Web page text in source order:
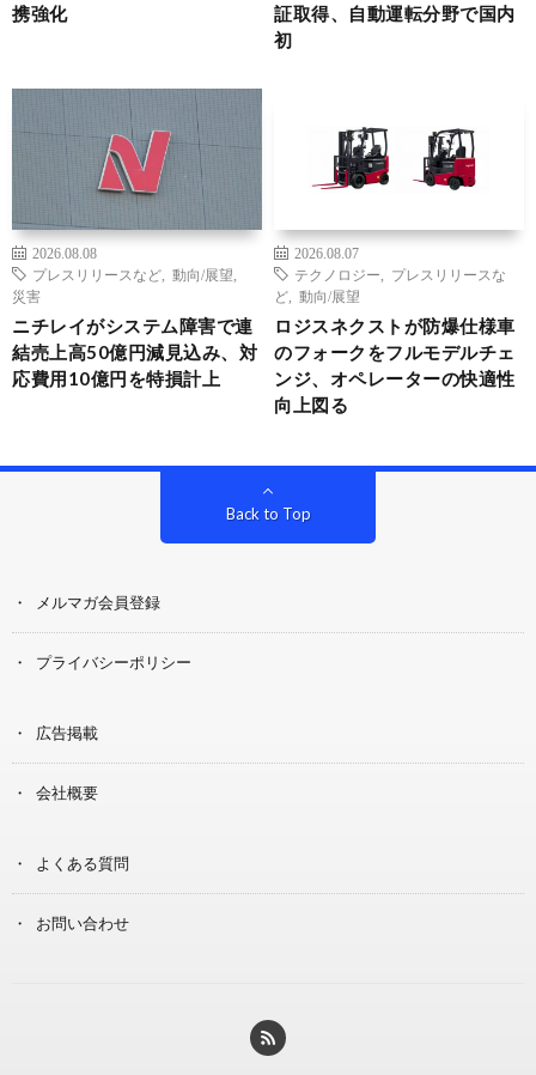
携強化
証取得、自動運転分野で国内
初
2026.08.08
プレスリリースなど
動向/展望
災害
ニチレイがシステム障害で連
結売上高50億円減見込み、対
応費用10億円を特損計上
2026.08.07
テクノロジー
プレスリリースな
ど
動向/展望
ロジスネクストが防爆仕様車
のフォークをフルモデルチェ
ンジ、オペレーターの快適性
向上図る
Back to Top
メルマガ会員登録
プライバシーポリシー
広告掲載
会社概要
よくある質問
お問い合わせ